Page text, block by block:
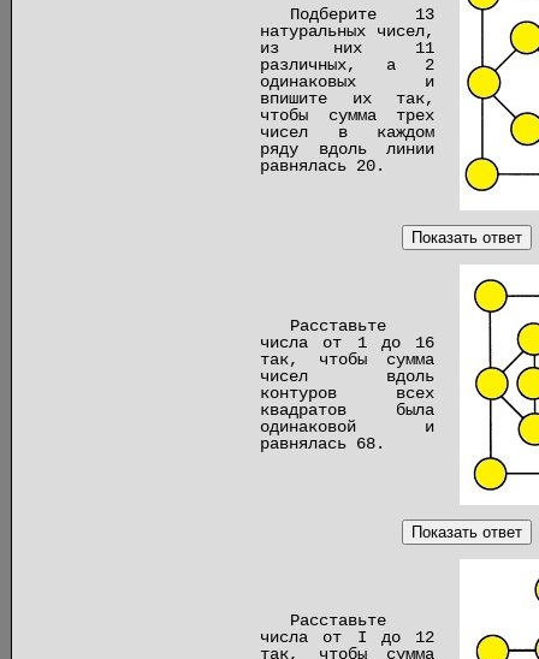
Подберите 13
натуральных чисел,
из них 11
различных, а 2
одинаковых и
впишите их так,
чтобы сумма трех
чисел в каждом
ряду вдоль линии
равнялась 20.
Показать ответ
Расставьте
числа от 1 до 16
так, чтобы сумма
чисел вдоль
контуров всех
квадратов была
одинаковой и
равнялась 68.
Показать ответ
Расставьте
числа от I до 12
так, чтобы сумма